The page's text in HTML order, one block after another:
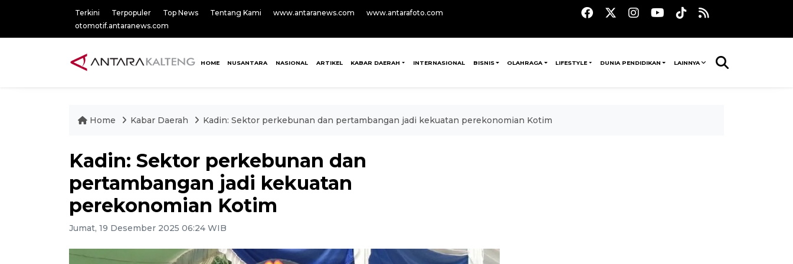
Terkini Terpopuler Top News Tentang Kami www.antaranews.com
www.antarafoto.com
otomotif.antaranews.com
HOME NUSANTARA NASIONAL ARTIKEL KABAR DAERAH INTERNASIONAL BISNIS OLAHRAGA LIFESTYLE DUNIA PENDIDIKAN LAINNYA
Home Kabar Daerah Kadin: Sektor perkebunan dan pertambangan jadi kekuatan perekonomian Kotim
Kadin: Sektor perkebunan dan
pertambangan jadi kekuatan
perekonomian Kotim
Jumat, 19 Desember 2025 06:24 WIB